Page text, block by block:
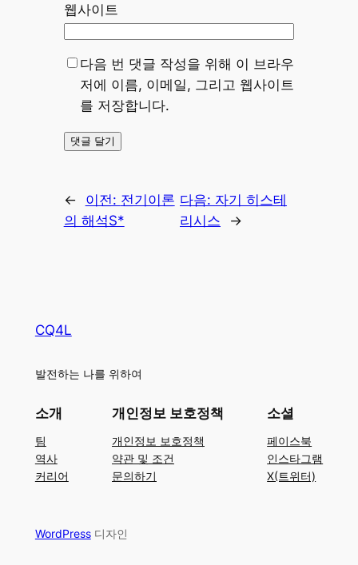
웹사이트
다음 번 댓글 작성을 위해 이 브라우
저에 이름, 이메일, 그리고 웹사이트
를 저장합니다.
← 이전: 전기이론
의 해석S*
다음: 자기 히스테
리시스
→
CQ4L
발전하는 나를 위하여
소개
팀
역사
커리어
개인정보 보호정책
개인정보 보호정책
약관 및 조건
문의하기
소셜
페이스북
인스타그램
X(트위터)
WordPress디자인